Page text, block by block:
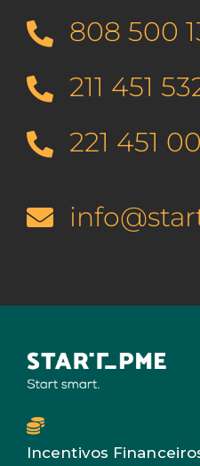
808 500
211 451
221 451
Incentivos